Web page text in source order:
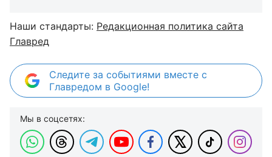
Наши стандарты: Редакционная политика сайта
Главред
Следите за событиями вместе с
Главредом в Google!
Мы в соцсетях: